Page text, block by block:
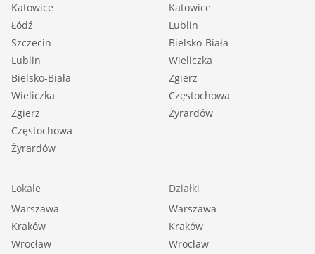
Katowice
Łódź
Szczecin
Lublin
Bielsko-Biała
Wieliczka
Zgierz
Częstochowa
Żyrardów
Katowice
Lublin
Bielsko-Biała
Wieliczka
Zgierz
Częstochowa
Żyrardów
Lokale
Warszawa
Kraków
Wrocław
Działki
Warszawa
Kraków
Wrocław